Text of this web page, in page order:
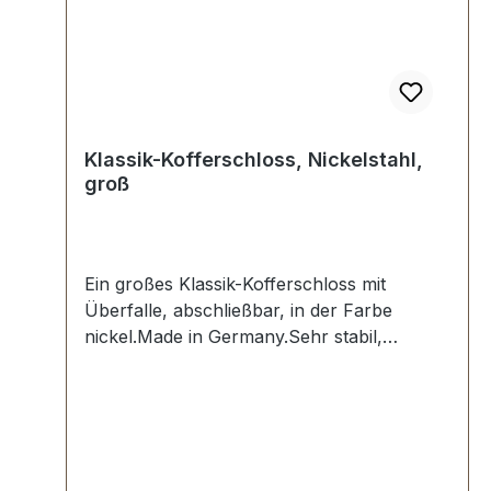
Klassik-Kofferschloss, Nickelstahl,
groß
Ein großes Klassik-Kofferschloss mit
Überfalle, abschließbar, in der Farbe
nickel.Made in Germany.Sehr stabil,